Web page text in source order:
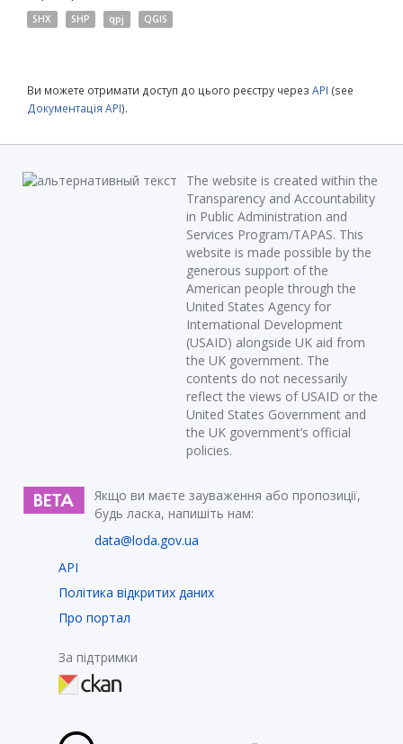
SHX SHP qpj QGIS
Ви можете отримати доступ до цього реєстру через API (see
Документація API).
The website is created within the
Transparency and Accountability
in Public Administration and
Services Program/TAPAS. This
website is made possible by the
generous support of the
American people through the
United States Agency for
International Development
(USAID) alongside UK aid from
the UK government. The
contents do not necessarily
reflect the views of USAID or the
United States Government and
the UK government’s official
policies.
Якщо ви маєте зауваження або пропозиції,
будь ласка, напишіть нам:
data@loda.gov.ua
API
Політика відкритих даних
Про портал
За підтримки